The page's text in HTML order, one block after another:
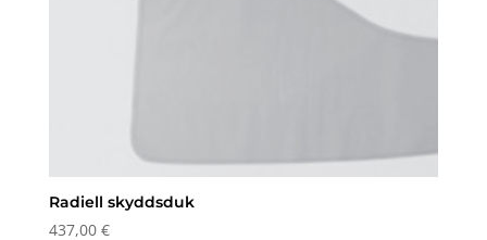
Radiell skyddsduk
437,00 €